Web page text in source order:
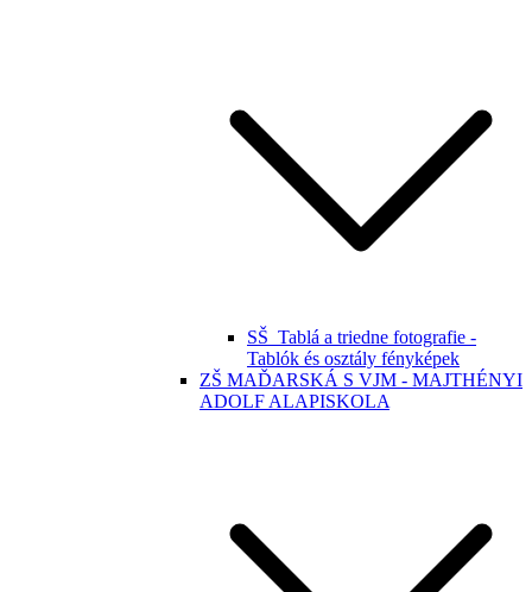
SŠ_Tablá a triedne fotografie -
Tablók és osztály fényképek
ZŠ MAĎARSKÁ S VJM - MAJTHÉNYI
ADOLF ALAPISKOLA